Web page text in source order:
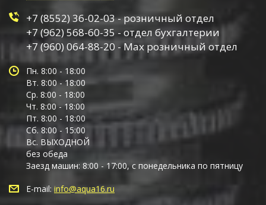
+7 (8552) 36-02-03 - розничный отдел
+7 (962) 568-60-35 - отдел бухгалтерии
+7 (960) 064-88-20 - Max розничный отдел
Пн. 8:00 - 18:00
Вт. 8:00 - 18:00
Ср. 8:00 - 18:00
Чт. 8:00 - 18:00
Пт. 8:00 - 18:00
Сб. 8:00 - 15:00
Вс. ВЫХОДНОЙ
без обеда
Заезд машин: 8:00 - 17:00, с понедельника по пятницу
E-mail: info@aqua16.ru